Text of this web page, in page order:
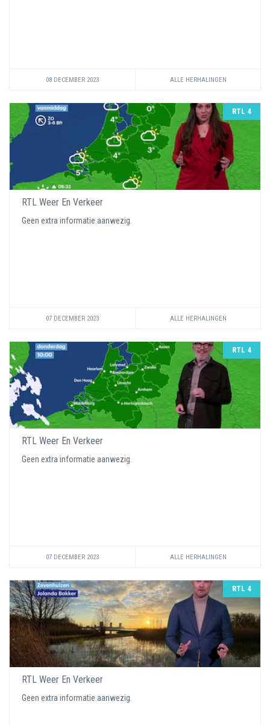
08 DECEMBER 2023 ALLE HERHALINGEN
RTL 4
RTL Weer En Verkeer
Geen extra informatie aanwezig.
07 DECEMBER 2023 ALLE HERHALINGEN
RTL 4
RTL Weer En Verkeer
Geen extra informatie aanwezig.
07 DECEMBER 2023 ALLE HERHALINGEN
RTL 4
RTL Weer En Verkeer
Geen extra informatie aanwezig.